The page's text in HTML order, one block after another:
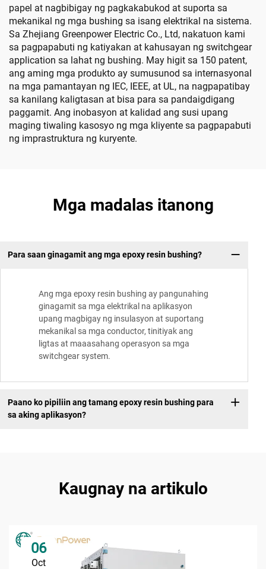
papel at nagbibigay ng pagkakabukod at suporta sa
mekanikal ng mga bushing sa isang elektrikal na sistema.
Sa Zhejiang Greenpower Electric Co., Ltd, nakatuon kami
sa pagpapabuti ng katiyakan at kahusayan ng switchgear
application sa lahat ng bushing. May higit sa 150 patent,
ang aming mga produkto ay sumusunod sa internasyonal
na mga pamantayan ng IEC, IEEE, at UL, na nagpapatibay
sa kanilang kaligtasan at bisa para sa pandaigdigang
paggamit. Ang inobasyon at kalidad ang susi upang
maging tiwaling kasosyo ng mga kliyente sa pagpapabuti
ng imprastruktura ng kuryente.
Mga madalas itanong
Para saan ginagamit ang mga epoxy resin bushing?
Ang mga epoxy resin bushing ay pangunahing
ginagamit sa mga elektrikal na aplikasyon
upang magbigay ng insulasyon at suportang
mekanikal sa mga conductor, tinitiyak ang
ligtas at maaasahang operasyon sa mga
switchgear system.
Paano ko pipiliin ang tamang epoxy resin bushing para
sa aking aplikasyon?
Kaugnay na artikulo
06
Oct